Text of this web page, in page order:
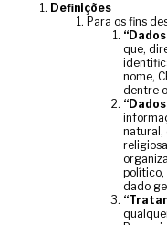
Definições
Para os fins
que,
nome,
dentre
natural,
político,
dado